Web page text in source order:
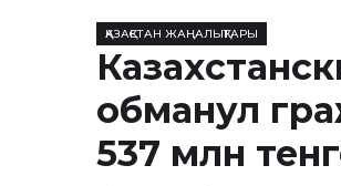
ҚАЗАҚСТАН ЖАҢАЛЫҚТАРЫ
обманул
537 млн